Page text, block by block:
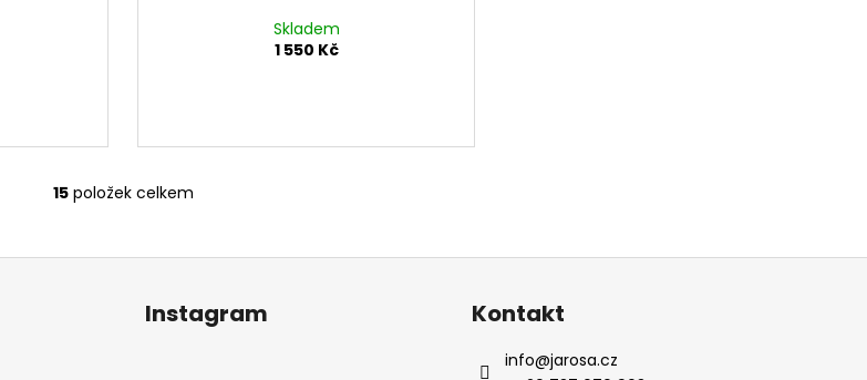
Skladem
1 550 Kč
O
l
15položek celkem
Instagram Kontakt
info@jarosa.cz